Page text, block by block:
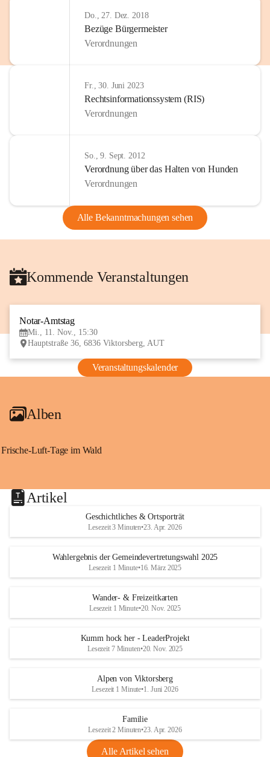
Do., 27. Dez. 2018
Bezüge Bürgermeister
Verordnungen
Fr., 30. Juni 2023
Rechtsinformationssystem (RIS)
Verordnungen
So., 9. Sept. 2012
Verordnung über das Halten von Hunden
Verordnungen
Alle Bekanntmachungen sehen
Kommende Veranstaltungen
Notar-Amtstag
Mi., 11. Nov., 15:30
Hauptstraße 36, 6836 Viktorsberg, AUT
Veranstaltungskalender
Alben
Frische-Luft-Tage im Wald
Artikel
Geschichtliches & Ortsporträt
Lesezeit 3 Minuten•23. Apr. 2026
Wahlergebnis der Gemeindevertretungswahl 2025
Lesezeit 1 Minute•16. März 2025
Wander- & Freizeitkarten
Lesezeit 1 Minute•20. Nov. 2025
Kumm hock her - LeaderProjekt
Lesezeit 7 Minuten•20. Nov. 2025
Alpen von Viktorsberg
Lesezeit 1 Minute•1. Juni 2026
Familie
Lesezeit 2 Minuten•23. Apr. 2026
Alle Artikel sehen